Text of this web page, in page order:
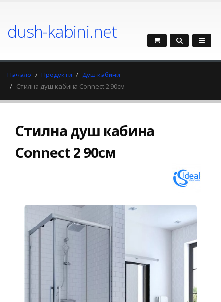
dush-kabini.net
Начало Продукти
Душ кабини
Стилна душ кабина Connect 2 90cм
Стилна душ кабина
Connect 2 90cм